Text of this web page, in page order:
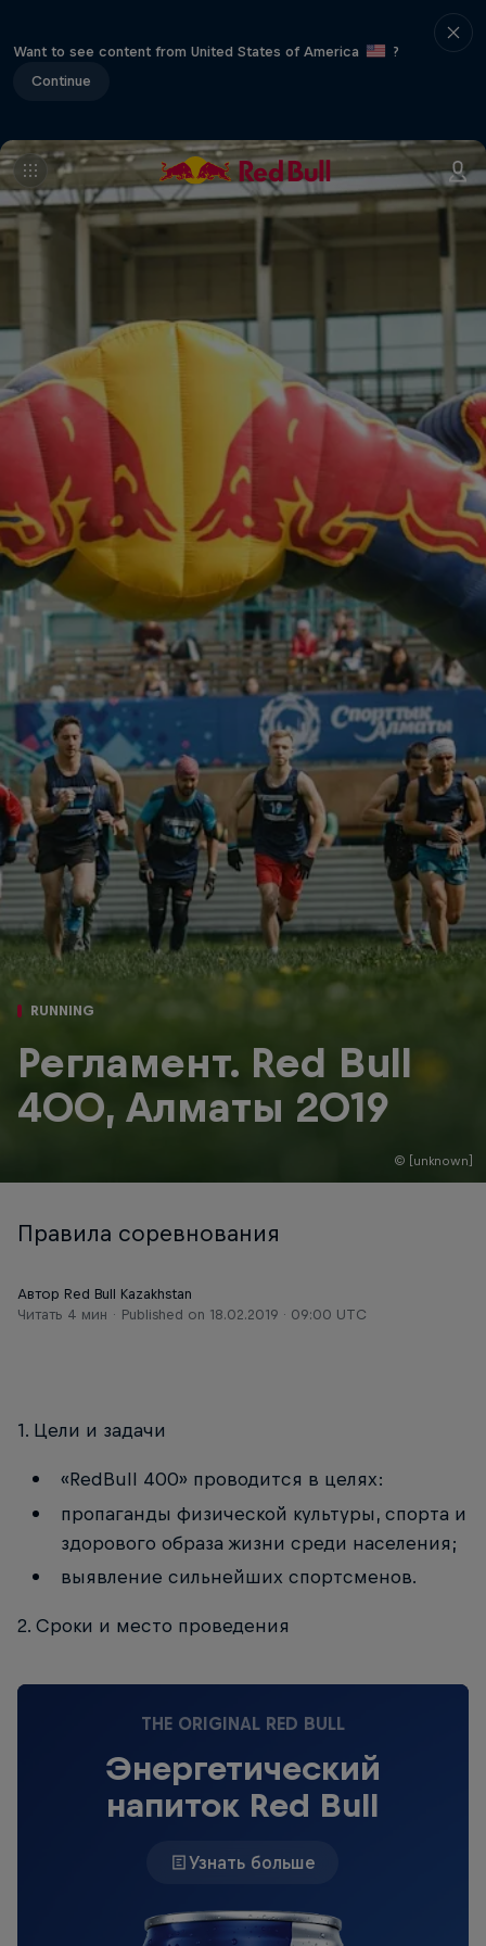
Want to see content from United States of America
?
Continue
© [unknown]
RUNNING
Регламент. Red Bull
400, Алматы 2019
Правила соревнования
Автор Red Bull Kazakhstan
Читать 4 мин
Published on 18.02.2019 · 09:00 UTC
1. Цели и задачи
«RedBull 400» проводится в целях:
пропаганды физической культуры, спорта и
здорового образа жизни среди населения;
выявление сильнейших спортсменов.
2. Сроки и место проведения
THE ORIGINAL RED BULL
Энергетический
напиток Red Bull
Узнать больше